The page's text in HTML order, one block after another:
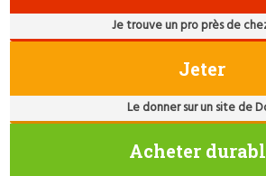
Je trouve un pro près de
Jeter
Le donner sur un site de
Acheter